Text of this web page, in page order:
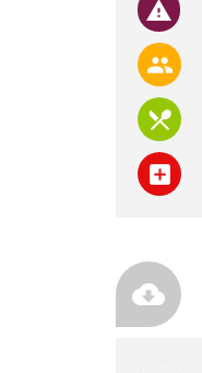
cloud_download